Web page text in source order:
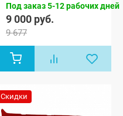
Под заказ 5-12 рабочих дней
9 000 руб.
9 677
Скидки